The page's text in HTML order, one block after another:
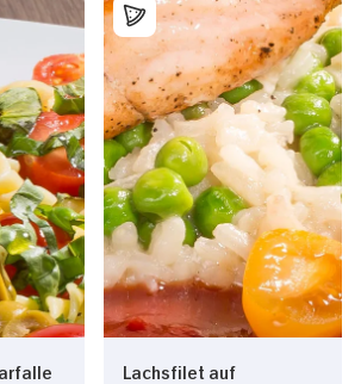
Alle zulassen
Notwendige erlauben
Lachsfilet auf